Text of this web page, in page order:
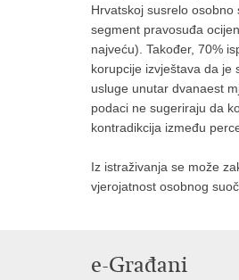
Hrvatskoj susrelo
segment pravosuđa
najveću). Također, 70%
korupcije izvještava da je
usluge unutar dvanaest
podaci ne sugeriraju da
kontradikcija između
Iz istraživanja se može
vjerojatnost osobnog
e-Građani